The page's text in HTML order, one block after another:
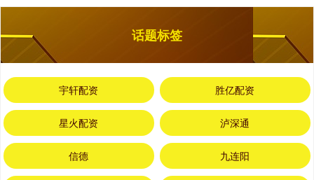
话题标签
宇轩配资 胜亿配资
星火配资 泸深通
信德 九连阳